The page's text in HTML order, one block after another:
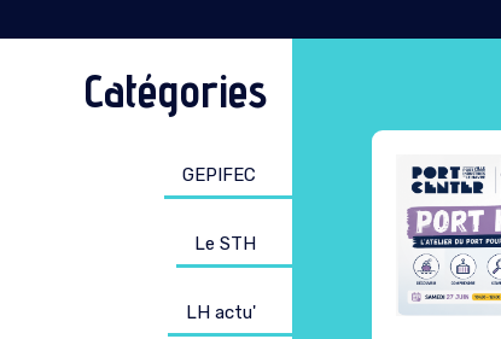
Catégories
GEPIFEC
Le STH
LH actu'